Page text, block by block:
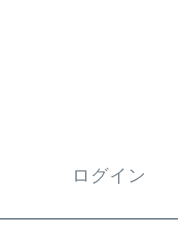
ログイン